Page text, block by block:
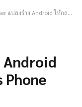
Android ให้กลายเป็น Windows Phone แบบใช้ง่ายสุดๆ
Android
Phone